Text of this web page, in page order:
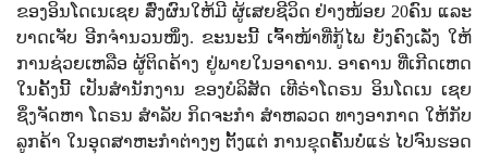
ຂອງອິນໂດເນເຊຍ ສົ່ງຜົນໃຫ້ມີ ຜູ້ເສຍຊີວິດ ຢ່າງໜ້ອຍ 20ຄົນ ແລະ
ບາດເຈັບ ອີກຈຳນວນໜຶ່ງ. ຂະນະນີ້ ເຈົ້າໜ້າທີ່ກູ້ໄພ ຍັງຄົງເລັ່ງ ໃຫ້
ການຊ່ວຍເຫລືອ ຜູ້ຕິດຄ້າງ ຢູ່ພາຍໃນອາຄານ. ອາຄານ ທີ່ເກີດເຫດ
ໃນຄັ້ງນີ້ ເປັນສຳນັກງານ ຂອງບໍລິສັດ ເທີຣ່າໂດຣນ ອິນໂດເນ ເຊຍ
ຊຶ່ງຈັດຫາ ໂດຣນ ສຳລັບ ກິດຈະກຳ ສຳຫລວດ ທາງອາກາດ ໃຫ້ກັບ
ລູກຄ້າ ໃນອຸດສາຫະກຳຕ່າງໆ ຕັ້ງແຕ່ ການຂຸດຄົ້ນບໍ່ແຮ່ ໄປຈົນຮອດ